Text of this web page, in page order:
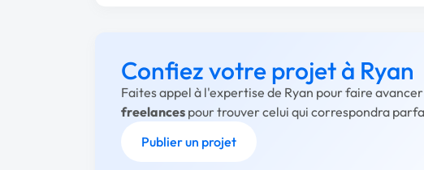
Confiez votre projet à Ryan
Faites appel à l'expertise de Ryan pour faire
freelances pour trouver celui qui correspondra
Publier un projet